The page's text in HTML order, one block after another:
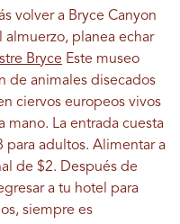
volver a Bryce Canyon
almuerzo, planea echar
Bryce Este museo
de animales disecados
ciervos europeos vivos
mano. La entrada cuesta
para adultos. Alimentar a
de $2. Después de
a tu hotel para
siempre es